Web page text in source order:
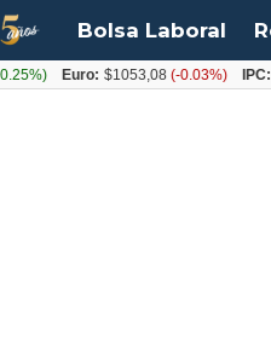
Bolsa Laboral
Euro: $1053,08(-0.03%) IPC: -0.20%